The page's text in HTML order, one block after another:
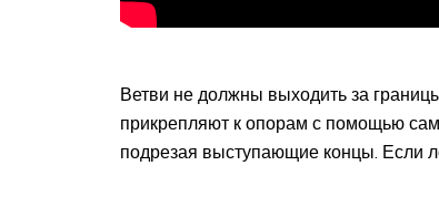
Ветви не должны выходить за
прикрепляют к опорам с помощью
подрезая выступающие концы. Если